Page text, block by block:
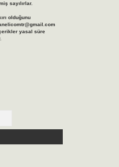
sayılırlar.
olduğunu
yasal süre